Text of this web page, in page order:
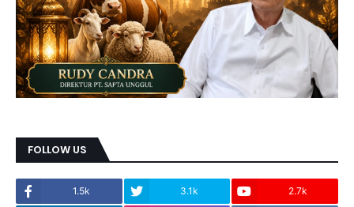
FOLLOW US
1.5k 3.1k 2.7k